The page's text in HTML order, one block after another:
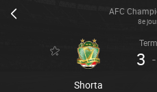
AFC
8e
Shorta
3 -